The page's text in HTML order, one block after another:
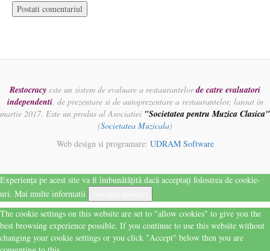
Restocracy este un sistem de evaluare a restaurantelorde catre evaluatori
independenti, de prezentare si de autoprezentare a restaurantelor, lansat in
martie 2017. Este un produs al Asociatiei "Societatea pentru Muzica Clasica"
(Societatea Muzicala)
Web design si programare: UDRAM Software
Experiența pe acest site va fi îmbunătățită dacă acceptați folosirea de cookie-
uri. Mai multe informatii
The cookie settings on this website are set to "allow cookies" to give you the
best browsing experience possible. If you continue to use this website without
changing your cookie settings or you click "Accept" below then you are